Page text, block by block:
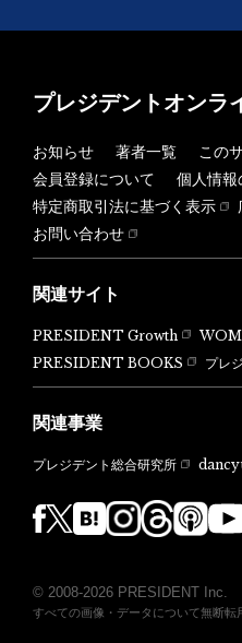
プレジデントオンラ
お知らせ 著者一覧
この
会員登録について
個人情報
特定商取引法に基づく表示
お問い合わせ
関連サイト
PRESIDENT Growth
PRESIDENT BOOKS
プレ
関連事業
プレジデント総合研究所
© 2008-2026 PRESIDENT Inc.
すべての画像・データについて無断転